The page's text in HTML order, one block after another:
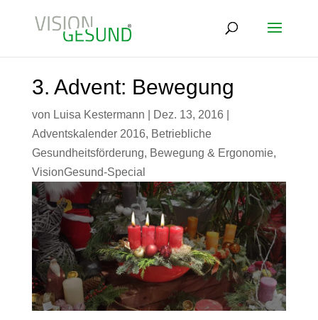
3. Advent: Bewegung
von Luisa Kestermann Dez. 13, 2016
Adventskalender 2016, Betriebliche
Gesundheitsförderung, Bewegung & Ergonomie,
VisionGesund-Special